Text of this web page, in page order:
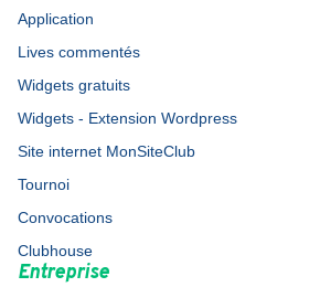
Application
Lives commentés
Widgets gratuits
Widgets - Extension Wordpress
Site internet MonSiteClub
Tournoi
Convocations
Clubhouse
Entreprise